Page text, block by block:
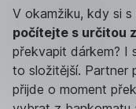
V okamžiku, kdy si
počítejte s určitou
překvapit dárkem? I
to složitější. Partner
přijde o moment